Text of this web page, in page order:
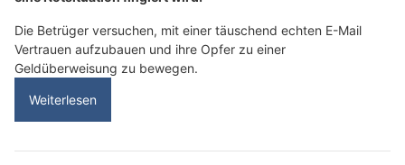
Die Betrüger versuchen, mit einer täuschend echten E-Mail
Vertrauen aufzubauen und ihre Opfer zu einer
Geldüberweisung zu bewegen.
Weiterlesen